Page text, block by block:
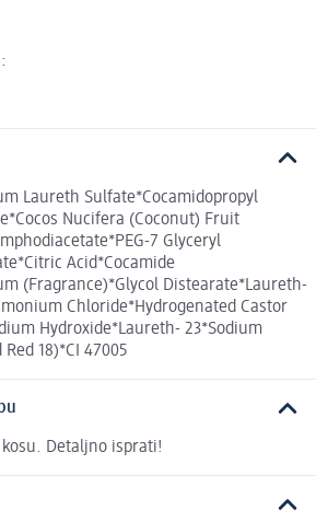
Laureth Sulfate*Cocamidopropyl
Nucifera (Coconut) Fruit
7 Glyceryl
Acid*Cocamide
(Fragrance)*Glycol Distearate*Laureth-
Chloride*Hydrogenated Castor
Hydroxide*Laureth- 23*Sodium
18)*CI 47005
Detaljno isprati!